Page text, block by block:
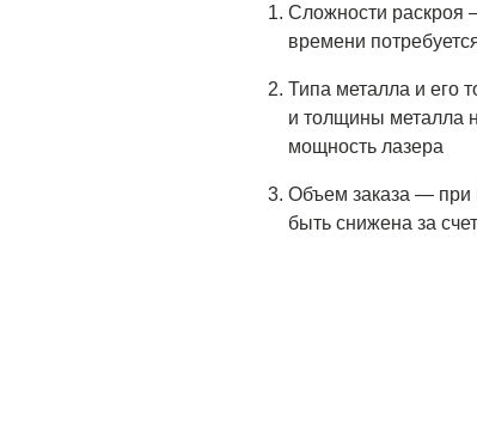
Сложности раскроя
времени
Типа металла и его
и толщины металла
мощность лазера
Объем заказа — при
быть снижена за